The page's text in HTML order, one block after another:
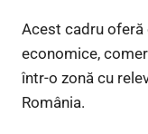
Acest cadru
economice,
într-o zonă cu
România.